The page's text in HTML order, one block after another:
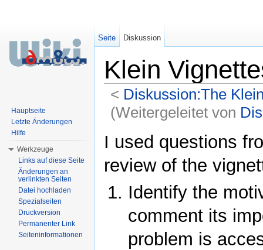
Klein
< Diskussion:The
(Weitergeleitet von
I used questions
review of the
Identify the
comment its
problem is
Seite Diskussion
Hauptseite
Letzte Änderungen
Hilfe
Werkzeuge
Links auf diese Seite
Änderungen an
verlinkten Seiten
Datei hochladen
Spezialseiten
Druckversion
Permanenter Link
Seiteninformationen